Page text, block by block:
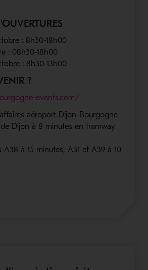
: 8h30-18h00
: 08h30-18h00
: 8h30-13h00
?
events.com/
aéroport Dijon-Bourgogne
Dijon à 8 minutes en tramway
A38 à 15 minutes, A31 et A39 à 10